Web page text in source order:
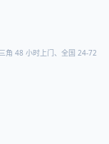
角 48 小时上门、全国 24-72